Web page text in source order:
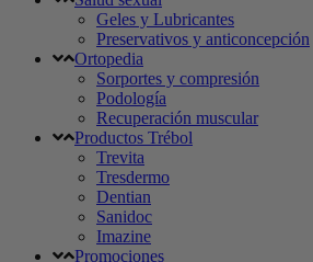
Geles y Lubricantes
Preservativos y anticoncepción
Ortopedia
Sorportes y compresión
Podología
Recuperación muscular
Productos Trébol
Trevita
Tresdermo
Dentian
Sanidoc
Imazine
Promociones